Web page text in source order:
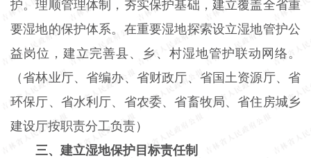
护。理顺管理体制，夯实保护基础，建立覆盖全省重
要湿地的保护体系。在重要湿地探索设立湿地管护公
益岗位，建立完善县、乡、村湿地管护联动网络。
（省林业厅、省编办、省财政厅、省国土资源厅、省
环保厅、省水利厅、省农委、省畜牧局、省住房城乡
建设厅按职责分工负责）
三、建立湿地保护目标责任制